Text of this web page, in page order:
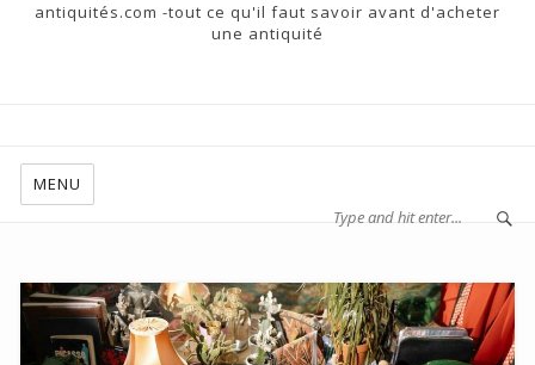
antiquités.com -tout ce qu'il faut savoir avant d'acheter
une antiquité
MENU